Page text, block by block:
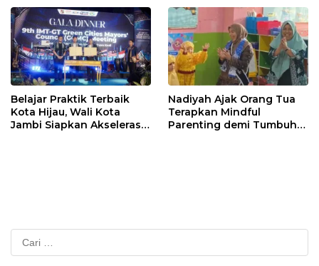
Belajar Praktik Terbaik
Kota Hijau, Wali Kota
Jambi Siapkan Akselerasi
Nadiyah Ajak Orang Tua
Terapkan Mindful
Parenting demi Tumbuh
Cari
untuk: